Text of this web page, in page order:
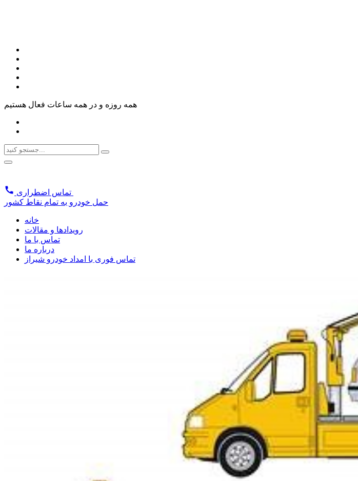
همه روزه و در همه ساعات فعال هستیم
تماس اضطراری
حمل خودرو به تمام نقاط کشور
خانه
رویدادها و مقالات
تماس با ما
درباره ما
تماس فوری با امداد خودرو شیراز